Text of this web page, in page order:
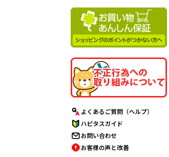
よくあるご質問（ヘルプ）
ハピタスガイド
お問い合わせ
お客様の声と改善